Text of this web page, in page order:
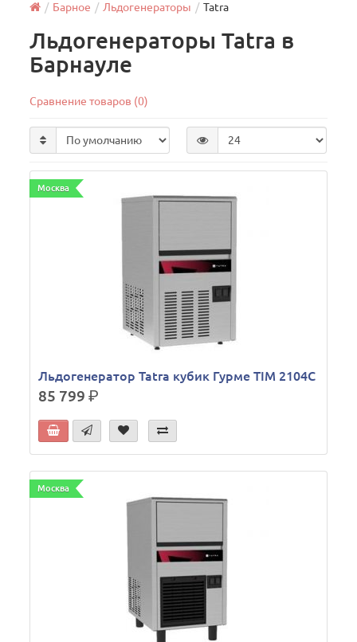
Барное Льдогенераторы Tatra
Льдогенераторы Tatra в
Барнауле
Сравнение товаров (0)
Москва
Льдогенератор Tatra кубик Гурме TIM 2104C
85 799р.
Москва